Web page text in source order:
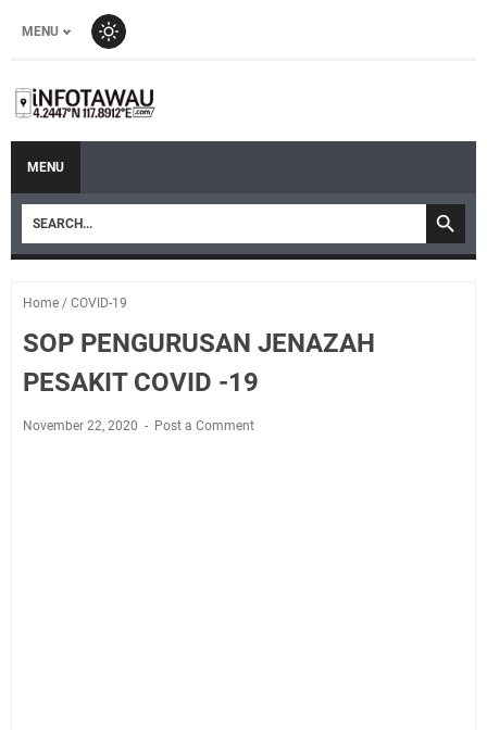
MENU
MENU
Home / COVID-19
SOP PENGURUSAN JENAZAH
PESAKIT COVID -19
November 22, 2020 Post a Comment